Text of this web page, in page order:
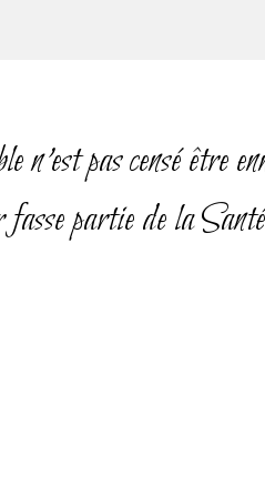
pas censé être
partie de la Santé